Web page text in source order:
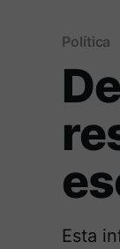
Política
Esta